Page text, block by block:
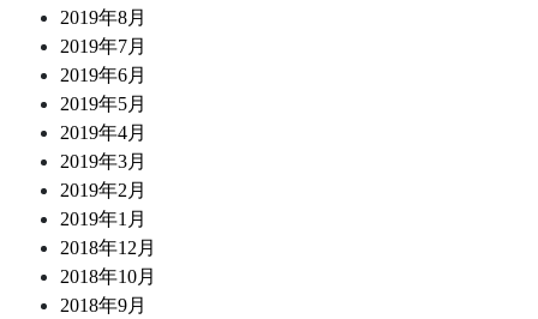
2019年8月
2019年7月
2019年6月
2019年5月
2019年4月
2019年3月
2019年2月
2019年1月
2018年12月
2018年10月
2018年9月